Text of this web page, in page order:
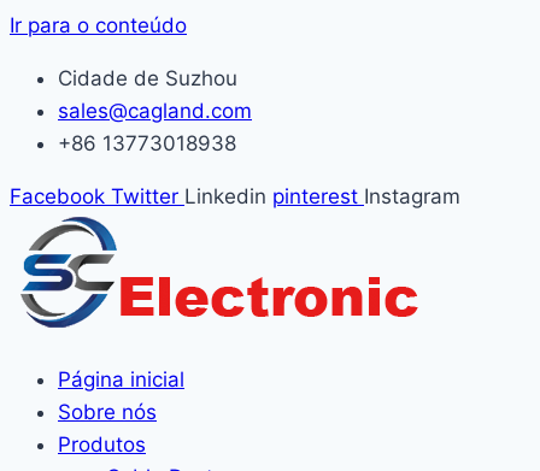
Ir para o conteúdo
Cidade de Suzhou
sales@cagland.com
+86 13773018938
Facebook Twitter Linkedin pinterest Instagram
Página inicial
Sobre nós
Produtos